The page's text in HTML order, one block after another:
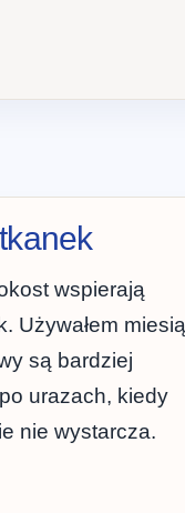
wspierają
Używałem
są bardziej
urazach, kiedy
nie wystarcza.